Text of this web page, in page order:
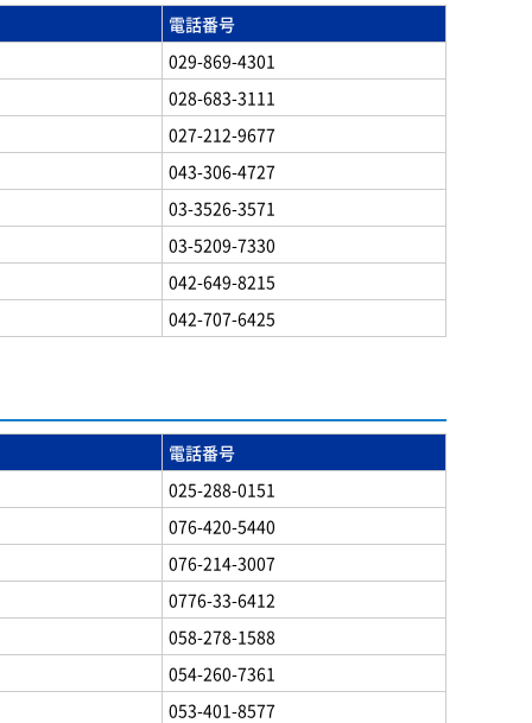
電話番号
029-869-4301
028-683-3111
027-212-9677
043-306-4727
03-3526-3571
03-5209-7330
042-649-8215
042-707-6425
電話番号
025-288-0151
076-420-5440
076-214-3007
0776-33-6412
058-278-1588
054-260-7361
053-401-8577